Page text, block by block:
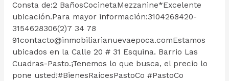
Consta de:2 BañosCocinetaMezzanine*Excelente
ubicación.Para mayor información:3104268420-
3154628306(2)7 34 78
91contacto@inmobiliarianuevaepoca.comEstamos
ubicados en la Calle 20 # 31 Esquina. Barrio Las
Cuadras-Pasto.¡Tenemos lo que busca, el precio lo
pone usted!#BienesRaícesPastoCo #PastoCo